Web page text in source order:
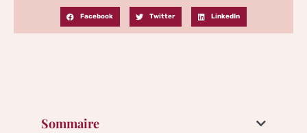
Facebook Twitter LinkedIn
Sommaire